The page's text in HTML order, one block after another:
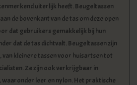
uiterlijk heeft. Beugeltassen
de bovenkant van de tas om deze open
dat gebruikers gemakkelijk bij hun
dat de tas dichtvalt. Beugeltassen zijn
van kleinere tassen voor huisartsen tot
Ze zijn ook verkrijgbaar in
leer en nylon. Het praktische